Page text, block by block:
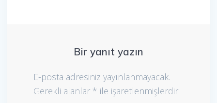
Bir yanıt yazın
E-posta adresiniz yayınlanmayacak.
Gerekli alanlar * ile işaretlenmişlerdir